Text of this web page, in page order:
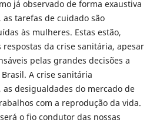
já observado de forma exaustiva
tarefas de cuidado são
às mulheres. Estas estão,
da crise sanitária, apesar
pelas grandes decisões a
A crise sanitária
desigualdades do mercado de
com a reprodução da vida.
o fio condutor das nossas